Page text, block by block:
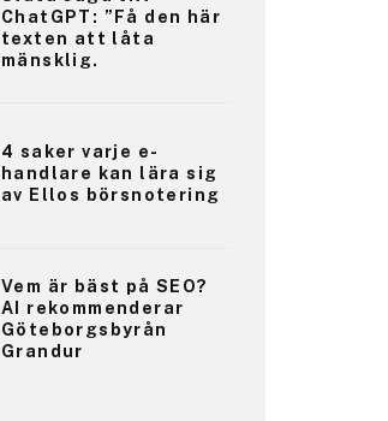
ChatGPT: ”Få den här
texten att låta
mänsklig.
4 saker varje e-
handlare kan lära sig
av Ellos börsnotering
Vem är bäst på SEO?
AI rekommenderar
Göteborgsbyrån
Grandur